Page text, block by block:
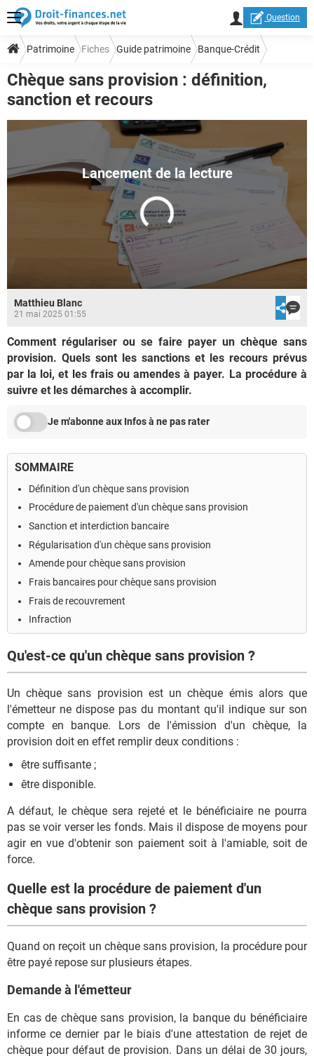
Question
Patrimoine Fiches Guide patrimoine Banque-Crédit
Chèque sans provision : définition,
sanction et recours
Matthieu Blanc
21 mai 2025 01:55
Comment régulariser ou se faire payer un chèque sans
provision. Quels sont les sanctions et les recours prévus
par la loi, et les frais ou amendes à payer. La procédure à
suivre et les démarches à accomplir.
Je m'abonne aux Infos à ne pas rater
SOMMAIRE
Définition d'un chèque sans provision
Procédure de paiement d'un chèque sans provision
Sanction et interdiction bancaire
Régularisation d'un chèque sans provision
Amende pour chèque sans provision
Frais bancaires pour chèque sans provision
Frais de recouvrement
Infraction
Qu'est-ce qu'un chèque sans provision ?
Un chèque sans provision est un chèque émis alors que
l'émetteur ne dispose pas du montant qu'il indique sur son
compte en banque. Lors de l'émission d'un chèque, la
provision doit en effet remplir deux conditions :
être suffisante ;
être disponible.
A défaut, le chèque sera rejeté et le bénéficiaire ne pourra
pas se voir verser les fonds. Mais il dispose de moyens pour
agir en vue d'obtenir son paiement soit à l'amiable, soit de
force.
Quelle est la procédure de paiement d'un
chèque sans provision ?
Quand on reçoit un chèque sans provision, la procédure pour
être payé repose sur plusieurs étapes.
Demande à l'émetteur
En cas de chèque sans provision, la banque du bénéficiaire
informe ce dernier par le biais d'une attestation de rejet de
chèque pour défaut de provision. Dans un délai de 30 jours,